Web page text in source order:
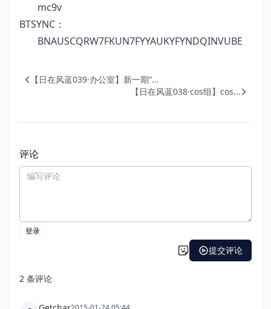
mc9v
BTSYNC：
BNAUSCQRW7FKUN7FYYAUKYFYNDQINVUBE
【日在风蓝039·办公室】新一期“...
【日在风蓝038·cos组】cos...
评论